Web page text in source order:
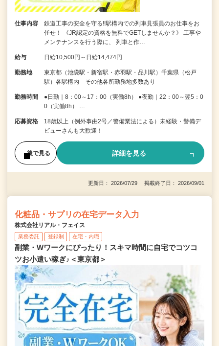
仕事内容
鉄道工事の安全を守る!!駅構内での列車見張員のお仕事をお
任せ！ 《JR認定の資格を無料でGETしませんか？》 工事や
メンテナンスを行う際に、 列車と作…
給与 日給10,500円～日給14,474円
勤務地
東京都（池袋駅・新宿駅・赤羽駅・品川駅）千葉県（松戸
駅）各駅構内 その他各所勤務地多数あり
勤務時間
●日勤｜8：00～17：00（実働8h） ●夜勤｜22：00～翌5：0
0（実働8h） …
応募資格
18歳以上（例外事由2号／警備業法による）未経験・警備デ
ビューさんも大歓迎！
後で見る 詳細を見る
更新日： 2026/07/29 掲載終了日： 2026/09/01
化粧品・サプリの在宅データ入力
株式会社リアル・フェイス
業務委託 登録制 在宅・内職
副業・Wワークにぴったり！スキマ時間に自宅でコツコ
ツお小遣い稼ぎ♪＜東京都＞